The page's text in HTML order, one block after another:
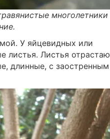
многолетники
У яйцевидных или
листья. Листья
длинные, с заостренным